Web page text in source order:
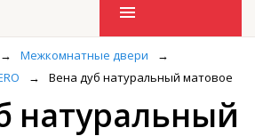
Промо товары
→ Межкомнатные двери
→
→ Вена дуб натуральный матовое
натуральный